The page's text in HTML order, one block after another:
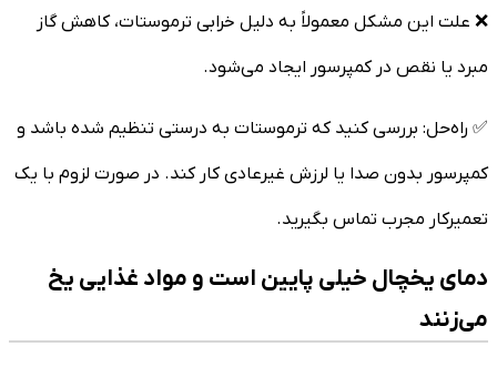
❌ علت این مشکل معمولاً به دلیل خرابی ترموستات، کاهش گاز
مبرد یا نقص در کمپرسور ایجاد می‌شود.
✅ راه‌حل: بررسی کنید که ترموستات به درستی تنظیم شده باشد و
کمپرسور بدون صدا یا لرزش غیرعادی کار کند. در صورت لزوم با یک
تعمیرکار مجرب تماس بگیرید.
دمای یخچال خیلی پایین است و مواد غذایی یخ
می‌زنند